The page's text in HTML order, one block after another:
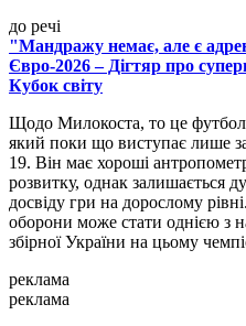
до речі
"Мандражу немає, але є
Євро-2026 – Дігтяр про
Кубок світу
Щодо Милокоста, то це
який поки що виступає лише
19. Він має хороші
розвитку, однак залишається
досвіду гри на дорослому
оборони може стати однією з
збірної України на цьому
реклама
реклама